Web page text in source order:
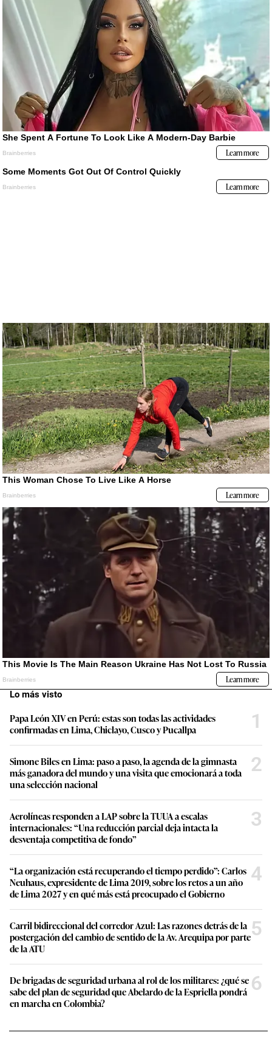
Lo más visto
Papa León XIV en Perú: estas son todas las actividades
confirmadas en Lima, Chiclayo, Cusco y Pucallpa
1
Simone Biles en Lima: paso a paso, la agenda de la gimnasta
más ganadora del mundo y una visita que emocionará a toda
una selección nacional
2
Aerolíneas responden a LAP sobre la TUUA a escalas
internacionales: “Una reducción parcial deja intacta la
desventaja competitiva de fondo”
3
“La organización está recuperando el tiempo perdido”: Carlos
Neuhaus, expresidente de Lima 2019, sobre los retos a un año
de Lima 2027 y en qué más está preocupado el Gobierno
4
Carril bidireccional del corredor Azul: Las razones detrás de la
postergación del cambio de sentido de la Av. Arequipa por parte
de la ATU
5
De brigadas de seguridad urbana al rol de los militares: ¿qué se
sabe del plan de seguridad que Abelardo de la Espriella pondrá
en marcha en Colombia?
6